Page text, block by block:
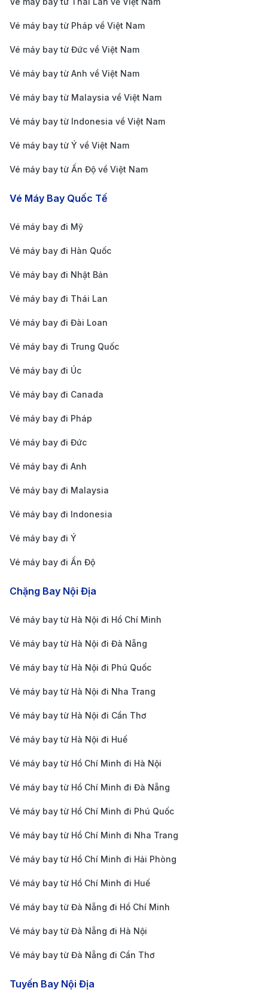
Vé Thâm Quyến →
Southern Airlines
6.000.000 VNĐ
Hà Nội (China
Eastern Airlines
nối chuyến)
Vé với hãng khác
(nối chuyến dài
7.200.000 VNĐ
Hướng dẫn cách di chuyển từ trung
tâm đi sân bay Thâm Quyến và từ
phố
Hướng dẫn cách di chuyển từ trung tâm
Thâm Quyến đi sân bay
Sân bay quốc tế Bảo An Thâm Quyến (Shenzhen
Bao'an International Airport – SZX) cách trung tâm
thành phố khoảng 32 km về phía tây bắc. Có nhiều
chọn nhanh và phổ biến nhất. Bạn có thể bắt tàu
từ các trạm lớn như Futian, Chegongmiao hoặc
Houhai để đến trực tiếp sân bay chỉ trong khoảng
Taxi hoặc dịch vụ gọi xe công nghệ: Taxi tại Thâm
Quyến khá dễ bắt, với chi phí từ 90 – 120 RMB từ
trung tâm đến sân bay. Các ứng dụng phổ biến
hoạt.
Xe buýt sân bay (Airport Express Bus): Có nhiều
chuyển khoảng 60–80 phút, giá vé từ 20 – 30
RMB.
Xe đưa đón khách sạn: Một số khách sạn 4-5 sao
Hướng dẫn cách di chuyển từ sân bay Hà
Nội đến trung tâm thành phố
Sân bay quốc tế Nội Bài (HAN) cách trung tâm Hà
Nội khoảng 27 km. Dưới đây là các phương tiện phổ
Grab đều hoạt động 24/7 tại sân bay. Giá cước dao
động từ 250.000 – 400.000 đồng tùy địa điểm và
thời điểm trong ngày. Đây là phương án thuận tiện
lượng cao nối sân bay với ga Hà Nội, qua Nhà hát
Vé máy bay từ Pháp về Việt Nam
Vé máy bay từ Đức về Việt Nam
Vé máy bay từ Anh về Việt Nam
Vé máy bay từ Malaysia về Việt Nam
Vé máy bay từ Indonesia về Việt Nam
Vé máy bay từ Ý về Việt Nam
Vé máy bay từ Ấn Độ về Việt Nam
Vé Máy Bay Quốc Tế
Vé máy bay đi Mỹ
Vé máy bay đi Hàn Quốc
Vé máy bay đi Nhật Bản
Vé máy bay đi Thái Lan
Vé máy bay đi Đài Loan
Vé máy bay đi Trung Quốc
Vé máy bay đi Úc
Vé máy bay đi Canada
Vé máy bay đi Pháp
Vé máy bay đi Đức
Vé máy bay đi Anh
Vé máy bay đi Malaysia
Vé máy bay đi Indonesia
Vé máy bay đi Ý
Vé máy bay đi Ấn Độ
Chặng Bay Nội Địa
Vé máy bay từ Hà Nội đi Hồ Chí Minh
Vé máy bay từ Hà Nội đi Đà Nẵng
Vé máy bay từ Hà Nội đi Phú Quốc
Vé máy bay từ Hà Nội đi Nha Trang
Vé máy bay từ Hà Nội đi Cần Thơ
Vé máy bay từ Hà Nội đi Huế
Vé máy bay từ Hồ Chí Minh đi Hà Nội
Vé máy bay từ Hồ Chí Minh đi Đà Nẵng
Vé máy bay từ Hồ Chí Minh đi Phú Quốc
Vé máy bay từ Hồ Chí Minh đi Nha Trang
Vé máy bay từ Hồ Chí Minh đi Hải Phòng
Vé máy bay từ Hồ Chí Minh đi Huế
Vé máy bay từ Đà Nẵng đi Hồ Chí Minh
Vé máy bay từ Đà Nẵng đi Hà Nội
Vé máy bay từ Đà Nẵng đi Cần Thơ
Tuyến Bay Nội Địa